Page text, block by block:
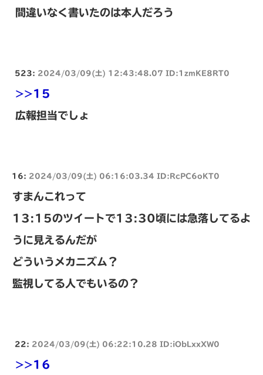
間違いなく書いたのは本人だろう
523: 2024/03/09(土) 12:43:48.07 ID:1zmKE8RT0
>>15
広報担当でしょ
16: 2024/03/09(土) 06:16:03.34 ID:RcPC6oKT0
すまんこれって
13:15のツイートで13:30頃には急落してるよ
うに見えるんだが
どういうメカニズム？
監視してる人でもいるの？
22: 2024/03/09(土) 06:22:10.28 ID:iObLxxXW0
>>16